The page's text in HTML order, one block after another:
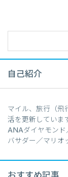
自己紹介
マイル、旅行（飛
活を更新していま
ANAダイヤモンド
バサダー／マリオ